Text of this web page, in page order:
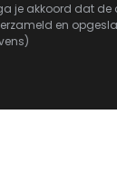
je akkoord dat de
en